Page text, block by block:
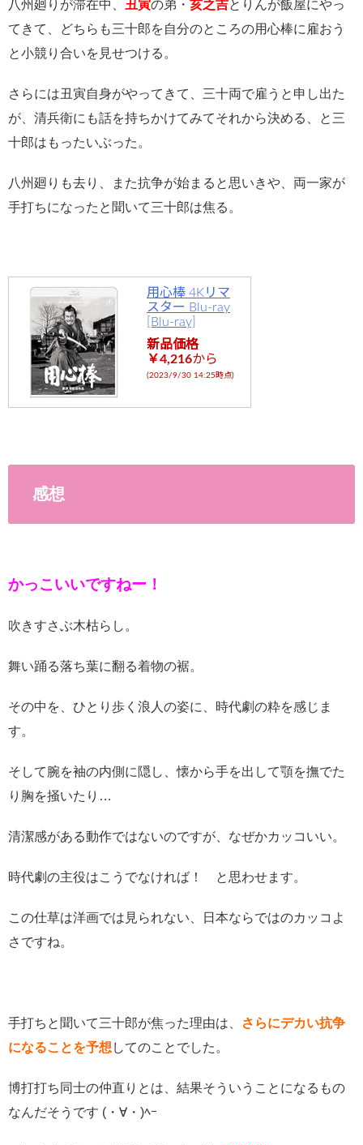
八州廻りが滞在中、 丑寅の弟・ 亥之吉とりんが飯屋にやっ
てきて、どちらも三十郎を自分のところの用心棒に雇おう
と小競り合いを見せつける。
さらには丑寅自身がやってきて、三十両で雇うと申し出た
が、清兵衛にも話を持ちかけてみてそれから決める、と三
十郎はもったいぶった。
八州廻りも去り、また抗争が始まると思いきや、両一家が
手打ちになったと聞いて三十郎は焦る。
用心棒 4Kリマ
スター Blu-ray
[Blu-ray]
新品価格
￥4,216から
(2023/9/30 14:25時点)
感想
かっこいいですねー！
吹きすさぶ木枯らし。
舞い踊る落ち葉に翻る着物の裾。
その中を、ひとり歩く浪人の姿に、時代劇の粋を感じま
す。
そして腕を袖の内側に隠し、懐から手を出して顎を撫でた
り胸を掻いたり…
清潔感がある動作ではないのですが、なぜかカッコいい。
時代劇の主役はこうでなければ！ と思わせます。
この仕草は洋画では見られない、日本ならではのカッコよ
さですね。
手打ちと聞いて三十郎が焦った理由は、
さらにデカい抗争
になることを予想 してのことでした。
博打打ち同士の仲直りとは、結果そういうことになるもの
なんだそうです (・∀・)ﾍｰ